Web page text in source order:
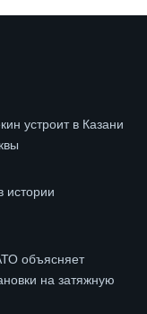
устроит в Казани
истории
объясняет
на затяжную